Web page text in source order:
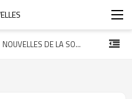
NOUVELLES DE LA SOCIÉTÉ